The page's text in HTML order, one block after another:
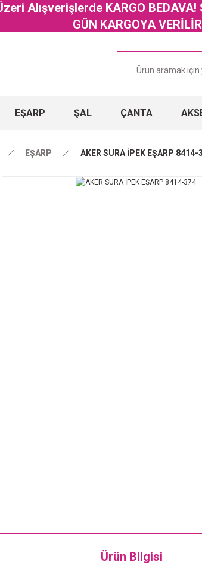
Alışverişlerde KARGO
GÜN KARGOYA
EŞARP ŞAL ÇANTA
EŞARP AKER SURA İPEK EŞARP 8414-
Ürün Bilgisi